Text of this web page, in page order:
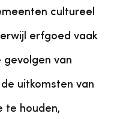
cultureel
erfgoed vaak
van
uitkomsten van
te houden,